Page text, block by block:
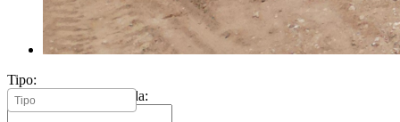
Tipo:
Mínimo metros vivienda: